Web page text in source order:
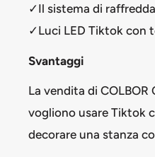
✓Il sistema di
✓Luci LED Tiktok con
Svantaggi
La vendita di
vogliono usare Tiktok
decorare una stanza